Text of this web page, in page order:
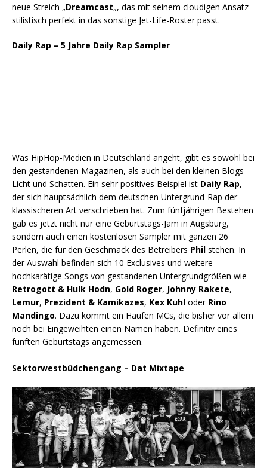
neue Streich „Dreamcast„, das mit seinem cloudigen Ansatz
stilistisch perfekt in das sonstige Jet-Life-Roster passt.
Daily Rap – 5 Jahre Daily Rap Sampler
Was HipHop-Medien in Deutschland angeht, gibt es sowohl bei
den gestandenen Magazinen, als auch bei den kleinen Blogs
Licht und Schatten. Ein sehr positives Beispiel ist Daily Rap,
der sich hauptsächlich dem deutschen Untergrund-Rap der
klassischeren Art verschrieben hat. Zum fünfjährigen Bestehen
gab es jetzt nicht nur eine Geburtstags-Jam in Augsburg,
sondern auch einen kostenlosen Sampler mit ganzen 26
Perlen, die für den Geschmack des Betreibers Phil stehen. In
der Auswahl befinden sich 10 Exclusives und weitere
hochkarätige Songs von gestandenen Untergrundgrößen wie
Retrogott & Hulk Hodn, Gold Roger, Johnny Rakete,
Lemur, Prezident & Kamikazes, Kex Kuhl oder Rino
Mandingo. Dazu kommt ein Haufen MCs, die bisher vor allem
noch bei Eingeweihten einen Namen haben. Definitiv eines
fünften Geburtstags angemessen.
Sektorwestbüdchengang – Dat Mixtape